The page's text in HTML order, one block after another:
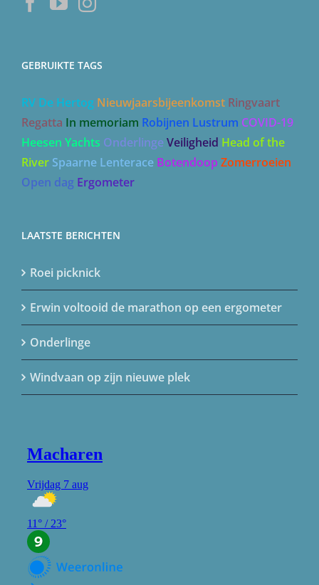
GEBRUIKTE TAGS
RV De Hertog Nieuwjaarsbijeenkomst Ringvaart
Regatta In memoriam Robijnen Lustrum COVID-19
Heesen Yachts OnderlingeVeiligheid Head of the
River Spaarne Lenterace Botendoop Zomerroeien
Open dag Ergometer
LAATSTE BERICHTEN
Roei picknick
Erwin voltooid de marathon op een ergometer
Onderlinge
Windvaan op zijn nieuwe plek